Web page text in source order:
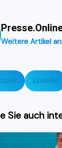
Weitere Artikel
LinkedIn
Sie auch